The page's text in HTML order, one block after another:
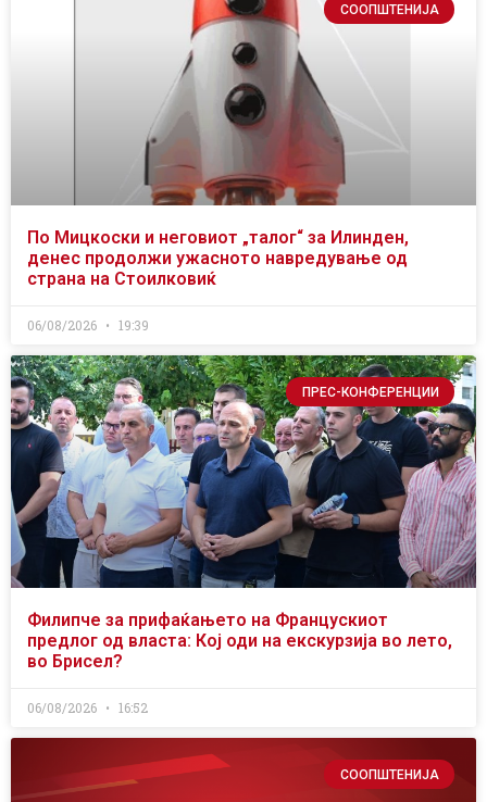
СООПШТЕНИЈА
По Мицкоски и неговиот „талог“ за Илинден,
денес продолжи ужасното навредување од
страна на Стоилковиќ
06/08/2026 19:39
ПРЕС-КОНФЕРЕНЦИИ
Филипче за прифаќањето на Францускиот
предлог од власта: Кој оди на екскурзија во лето,
во Брисел?
06/08/2026 16:52
СООПШТЕНИЈА